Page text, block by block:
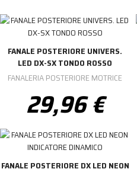
FANALE POSTERIORE UNIVERS.
LED DX-SX TONDO ROSSO
FANALERIA POSTERIORE MOTRICE
29,96 €
FANALE POSTERIORE DX LED NEON